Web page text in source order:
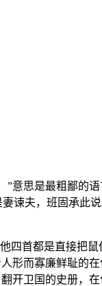
意思是最粗鄙
谏夫，班固承此
四首都是直接
形而寡廉鲜耻的
开卫国的史册，